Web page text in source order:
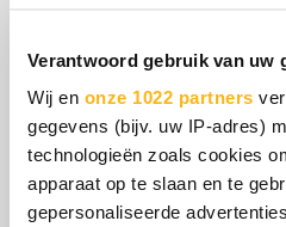
Verantwoord gebruik van uw
Wij en onze 1022 partners
gegevens (bijv. uw IP-adres)
technologieën zoals cookies
apparaat op te slaan en te
gepersonaliseerde